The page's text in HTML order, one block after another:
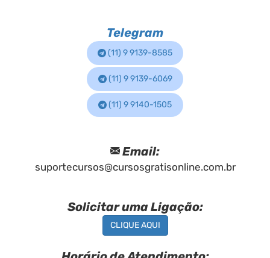
Telegram
(11) 9 9139-8585
(11) 9 9139-6069
(11) 9 9140-1505
Email:
suportecursos@cursosgratisonline.com.br
Solicitar uma Ligação:
CLIQUE AQUI